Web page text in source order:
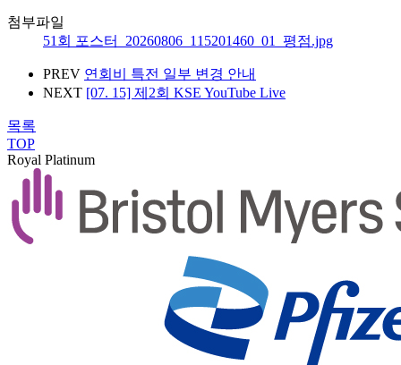
첨부파일
51회 포스터_20260806_115201460_01_평점.jpg
PREV 연회비 특전 일부 변경 안내
NEXT [07. 15] 제2회 KSE YouTube Live
목록
TOP
Royal Platinum